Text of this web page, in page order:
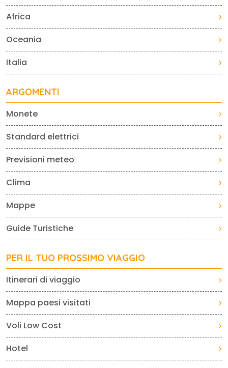
Africa
Oceania
Italia
ARGOMENTI
Monete
Standard elettrici
Previsioni meteo
Clima
Mappe
Guide Turistiche
PER IL TUO PROSSIMO VIAGGIO
Itinerari di viaggio
Mappa paesi visitati
Voli Low Cost
Hotel